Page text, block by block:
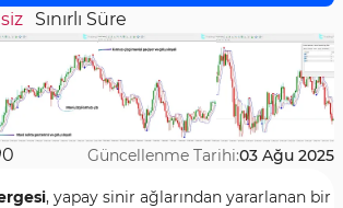
Sınırlı Süre
0 Güncellenme Tarihi:03 Ağu 2025
, yapay sinir ağlarından yararlanan bir